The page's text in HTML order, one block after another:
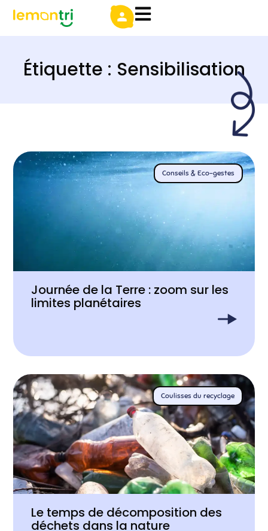
Étiquette : Sensibilisation
Conseils & Eco-gestes
Journée de la Terre : zoom sur les
limites planétaires
Coulisses du recyclage
Le temps de décomposition des
déchets dans la nature